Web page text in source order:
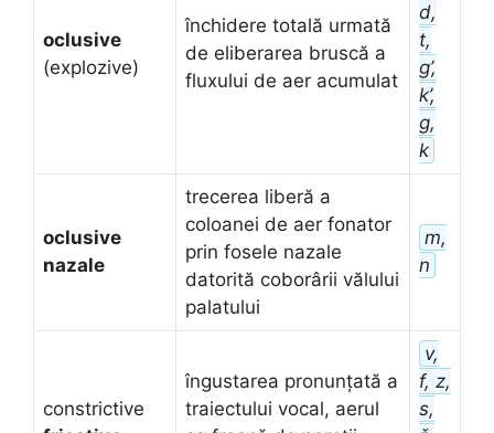
oclusive
(explozive)
închidere totală urmată
de eliberarea bruscă a
fluxului de aer acumulat
d,
t,
g’,
k’,
g,
k
oclusive
nazale
trecerea liberă a
coloanei de aer fonator
prin fosele nazale
datorită coborârii vălului
palatului
m,
n
constrictive
îngustarea pronunțată a
traiectului vocal, aerul
v,
f, z,
s,